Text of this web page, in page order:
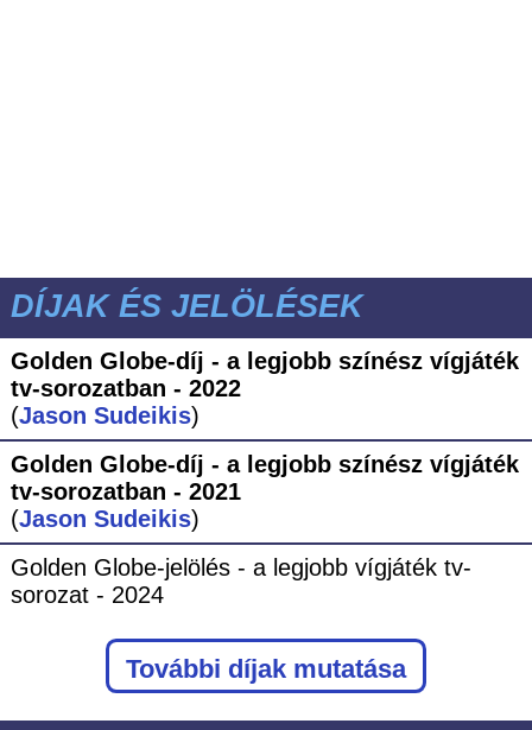
DÍJAK ÉS JELÖLÉSEK
Golden Globe-díj - a legjobb színész vígjáték
tv-sorozatban - 2022
(Jason Sudeikis)
Golden Globe-díj - a legjobb színész vígjáték
tv-sorozatban - 2021
(Jason Sudeikis)
Golden Globe-jelölés - a legjobb vígjáték tv-
sorozat - 2024
További díjak mutatása